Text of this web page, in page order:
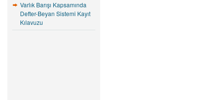
Varlık Barışı Kapsamında
Defter-Beyan Sistemi Kayıt
Kılavuzu